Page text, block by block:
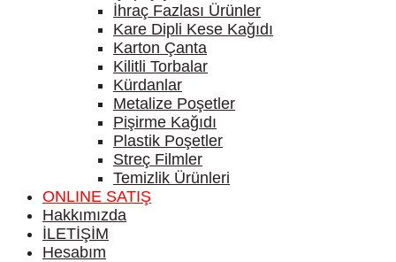
İhraç Fazlası Ürünler
Kare Dipli Kese Kağıdı
Karton Çanta
Kilitli Torbalar
Kürdanlar
Metalize Poşetler
Pişirme Kağıdı
Plastik Poşetler
Streç Filmler
Temizlik Ürünleri
ONLINE SATIŞ
Hakkımızda
İLETİŞİM
Hesabım